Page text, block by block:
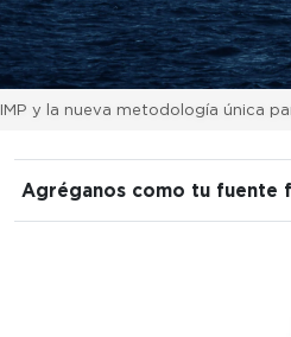
IMP y la nueva metodología única
Agréganos como tu fuente